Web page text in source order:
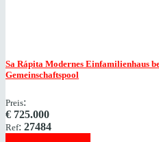
Sa Rápita Modernes Einfamilienhaus
Gemeinschaftspool
Preis:
€ 725.000
Ref: 27484